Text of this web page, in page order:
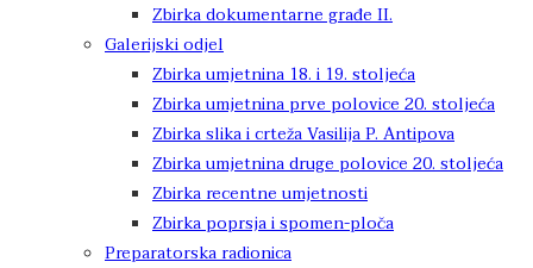
Zbirka dokumentarne građe II.
Galerijski odjel
Zbirka umjetnina 18. i 19. stoljeća
Zbirka umjetnina prve polovice 20. stoljeća
Zbirka slika i crteža Vasilija P. Antipova
Zbirka umjetnina druge polovice 20. stoljeća
Zbirka recentne umjetnosti
Zbirka poprsja i spomen-ploča
Preparatorska radionica